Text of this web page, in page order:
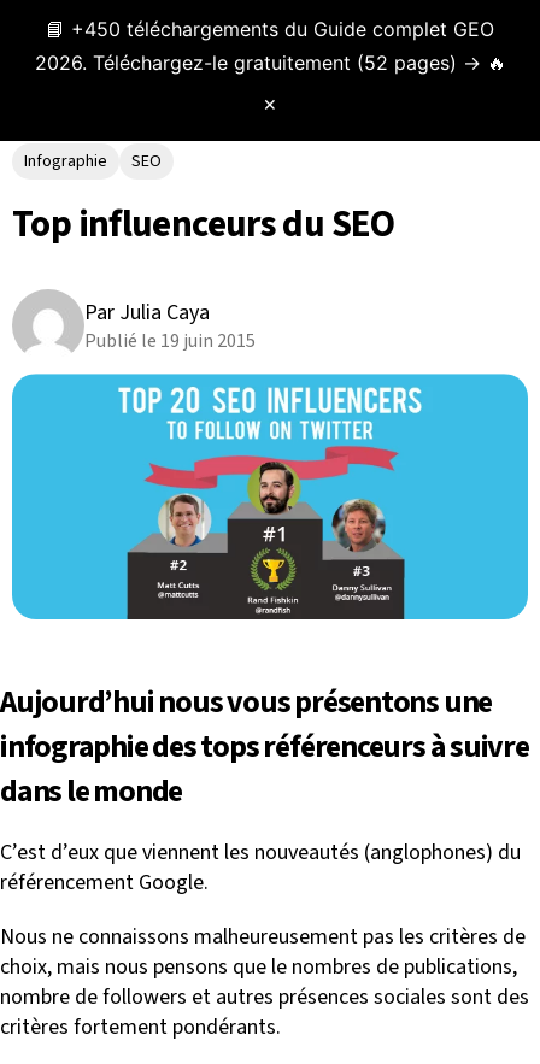
📘 +450 téléchargements du Guide complet GEO
2026. Téléchargez-le gratuitement (52 pages) → 🔥
✕
Menu
Infographie SEO
Top influenceurs du SEO
Par Julia Caya
Publié le 19 juin 2015
Aujourd’hui nous vous présentons une
infographie des tops référenceurs à suivre
dans le monde
C’est d’eux que viennent les nouveautés (anglophones) du
référencement Google.
Nous ne connaissons malheureusement pas les critères de
choix, mais nous pensons que le nombres de publications,
nombre de followers et autres présences sociales sont des
critères fortement pondérants.